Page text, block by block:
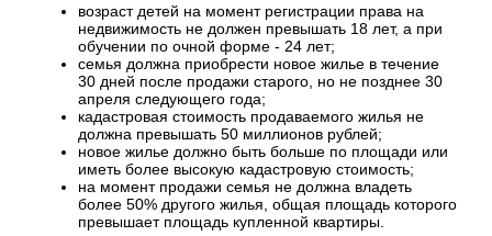
возраст детей на момент регистрации права на
недвижимость не должен превышать 18 лет, а при
обучении по очной форме - 24 лет;
семья должна приобрести новое жилье в течение
30 дней после продажи старого, но не позднее 30
апреля следующего года;
кадастровая стоимость продаваемого жилья не
должна превышать 50 миллионов рублей;
новое жилье должно быть больше по площади или
иметь более высокую кадастровую стоимость;
на момент продажи семья не должна владеть
более 50% другого жилья, общая площадь которого
превышает площадь купленной квартиры.